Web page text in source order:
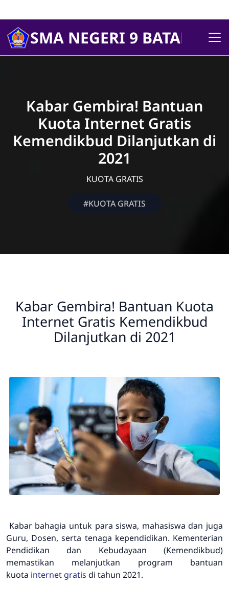
SMA NEGERI 9
Kabar Gembira! Bantuan
Kuota Internet Gratis
Kemendikbud Dilanjutkan di
2021
KUOTA GRATIS
#KUOTA GRATIS
Kabar Gembira! Bantuan Kuota
Internet Gratis Kemendikbud
Dilanjutkan di 2021
Kabar bahagia untuk para siswa, mahasiswa dan juga
Guru, Dosen, serta tenaga kependidikan. Kementerian
Pendidikan dan Kebudayaan (Kemendikbud)
memastikan melanjutkan program bantuan
kuota internet gratis di tahun 2021.